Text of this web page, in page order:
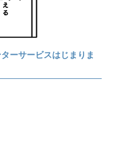
ーサービスはじまりま